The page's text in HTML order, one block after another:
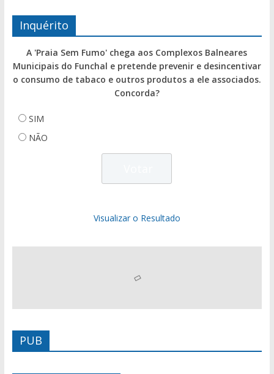
Inquérito
A 'Praia Sem Fumo' chega aos Complexos Balneares
Municipais do Funchal e pretende prevenir e desincentivar
o consumo de tabaco e outros produtos a ele associados.
Concorda?
SIM
NÃO
Visualizar o Resultado
PUB